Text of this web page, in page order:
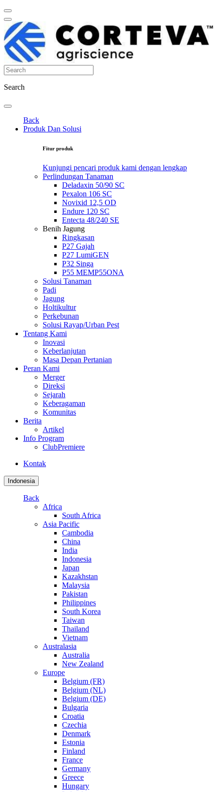
Search
Back
Produk Dan Solusi
Fitur produk
Kunjungi pencari produk kami dengan lengkap
Perlindungan Tanaman
Deladaxin 50/90 SC
Pexalon 106 SC
Novixid 12,5 OD
Endure 120 SC
Entecta 48/240 SE
Benih Jagung
Ringkasan
P27 Gajah
P27 LumiGEN
P32 Singa
P55 MEMP55ONA
Solusi Tanaman
Padi
Jagung
Holtikultur
Perkebunan
Solusi Rayap/Urban Pest
Tentang Kami
Inovasi
Keberlanjutan
Masa Depan Pertanian
Peran Kami
Merger
Direksi
Sejarah
Keberagaman
Komunitas
Berita
Artikel
Info Program
ClubPremiere
Kontak
Indonesia
Back
Africa
South Africa
Asia Pacific
Cambodia
China
India
Indonesia
Japan
Kazakhstan
Malaysia
Pakistan
Philippines
South Korea
Taiwan
Thailand
Vietnam
Australasia
Australia
New Zealand
Europe
Belgium (FR)
Belgium (NL)
Belgium (DE)
Bulgaria
Croatia
Czechia
Denmark
Estonia
Finland
France
Germany
Greece
Hungary